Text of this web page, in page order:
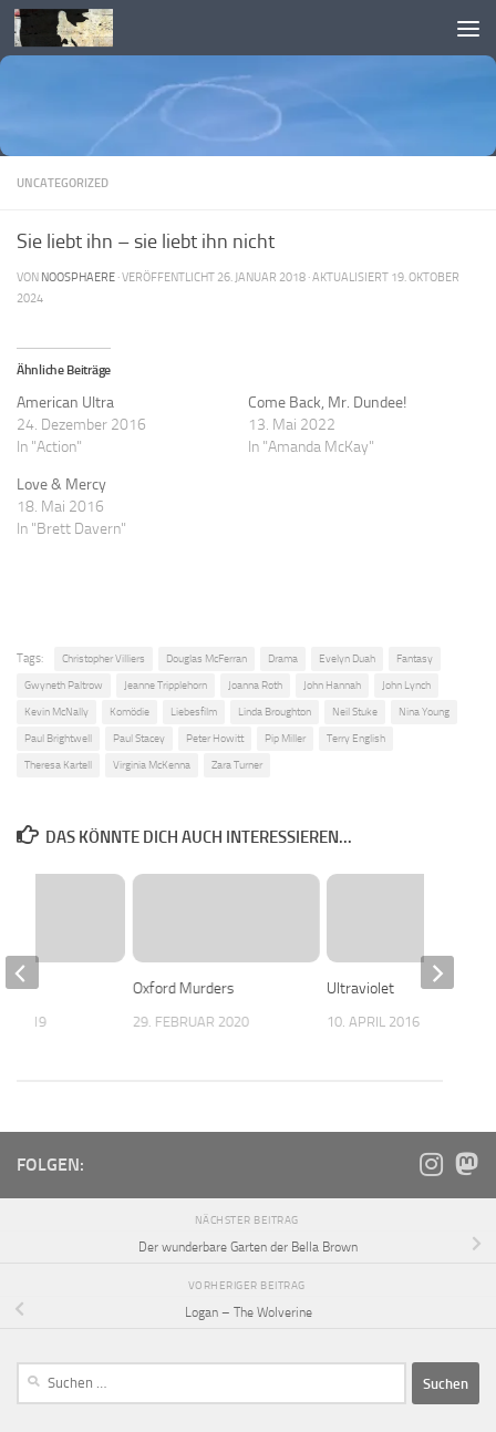
Skip to content
UNCATEGORIZED
Sie liebt ihn – sie liebt ihn nicht
VON NOOSPHAERE · VERÖFFENTLICHT 26. JANUAR 2018 · AKTUALISIERT 19. OKTOBER
2024
Ähnliche Beiträge
American Ultra
24. Dezember 2016
In "Action"
Come Back, Mr. Dundee!
13. Mai 2022
In "Amanda McKay"
Love & Mercy
18. Mai 2016
In "Brett Davern"
Tags: Christopher Villiers Douglas McFerran Drama Evelyn Duah Fantasy
Gwyneth Paltrow Jeanne Tripplehorn Joanna Roth John Hannah John Lynch
Kevin McNally Komödie Liebesfilm Linda Broughton Neil Stuke Nina Young
Paul Brightwell Paul Stacey Peter Howitt Pip Miller Terry English
Theresa Kartell Virginia McKenna Zara Turner
DAS KÖNNTE DICH AUCH INTERESSIEREN...
Oxford Murders
29. FEBRUAR 2020
Ultraviolet
10. APRIL 2016
2019
FOLGEN:
NÄCHSTER BEITRAG
Der wunderbare Garten der Bella Brown
VORHERIGER BEITRAG
Logan – The Wolverine